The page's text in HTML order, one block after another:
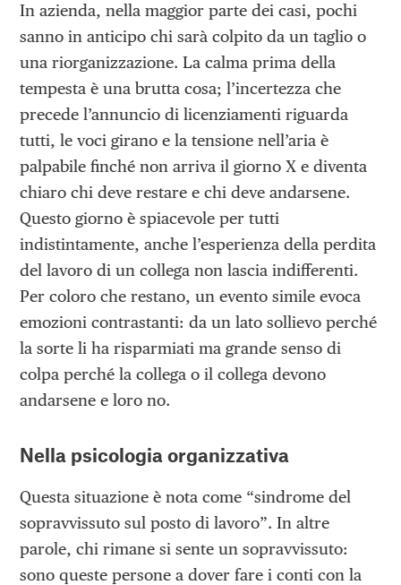
In azienda, nella maggior parte dei casi, pochi
sanno in anticipo chi sarà colpito da un taglio o
una riorganizzazione. La calma prima della
tempesta è una brutta cosa; l’incertezza che
precede l’annuncio di licenziamenti riguarda
tutti, le voci girano e la tensione nell’aria è
palpabile finché non arriva il giorno X e diventa
chiaro chi deve restare e chi deve andarsene.
Questo giorno è spiacevole per tutti
indistintamente, anche l’esperienza della perdita
del lavoro di un collega non lascia indifferenti.
Per coloro che restano, un evento simile evoca
emozioni contrastanti: da un lato sollievo perché
la sorte li ha risparmiati ma grande senso di
colpa perché la collega o il collega devono
andarsene e loro no.
Nella psicologia organizzativa
Questa situazione è nota come “sindrome del
sopravvissuto sul posto di lavoro”. In altre
parole, chi rimane si sente un sopravvissuto:
sono queste persone a dover fare i conti con la